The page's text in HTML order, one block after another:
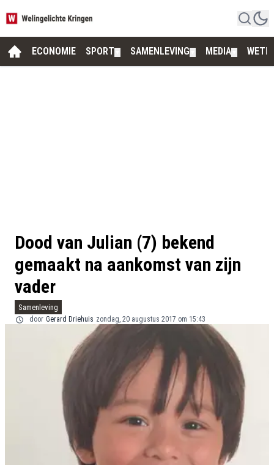
ECONOMIE SPORT SAMENLEVING MEDIA
Dood van Julian (7) bekend
gemaakt na aankomst van zijn
vader
Samenleving
door Gerard Driehuis zondag, 20 augustus 2017 om 15:43